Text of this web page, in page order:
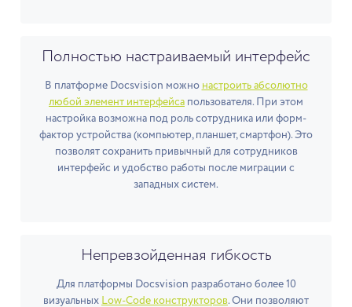
Полностью настраиваемый интерфейс
В платформе Docsvision можно настроить абсолютно
любой элемент интерфейса пользователя. При этом
настройка возможна под роль сотрудника или форм-
фактор устройства (компьютер, планшет, смартфон). Это
позволят сохранить привычный для сотрудников
интерфейс и удобство работы после миграции с
западных систем.
Непревзойденная гибкость
Для платформы Docsvision разработано более 10
визуальных
Low-Code конструкторов. Они позволяют